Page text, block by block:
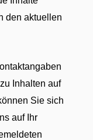
den aktuellen
Inhalten auf
Sie sich
auf Ihr